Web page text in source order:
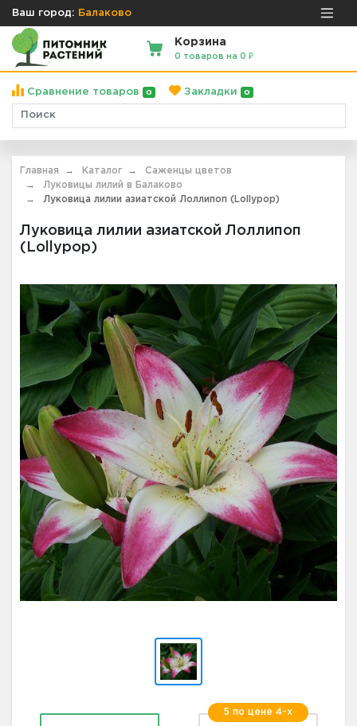
Ваш город: Балаково
Корзина
0 товаров на 0 ₽
Сравнение товаров 0 Закладки 0
Главная Каталог
Саженцы цветов
Луковицы лилий в Балаково
Луковица лилии азиатской Лоллипоп (Lollypop)
Луковица лилии азиатской Лоллипоп
(Lollypop)
5 по цене 4-х